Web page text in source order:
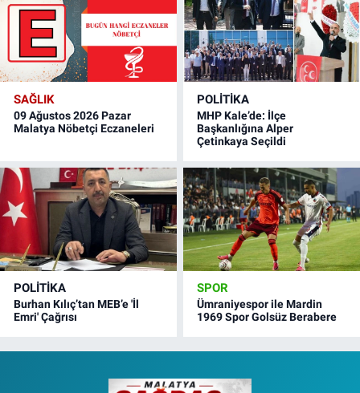
SAĞLIK
09 Ağustos 2026 Pazar
Malatya Nöbetçi Eczaneleri
POLITIKA
MHP Kale’de: İlçe
Başkanlığına Alper
Çetinkaya Seçildi
POLITIKA
Burhan Kılıç’tan MEB’e 'İl
Emri' Çağrısı
SPOR
Ümraniyespor ile Mardin
1969 Spor Golsüz Berabere